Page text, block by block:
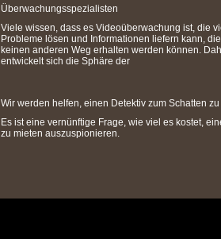
Überwachungsspezialisten
Viele wissen, dass es Videoüberwachung ist, die
Probleme lösen und Informationen liefern kann,
keinen anderen Weg erhalten werden können.
entwickelt sich die Sphäre der
Wir werden helfen, einen Detektiv zum Schatten
Es ist eine vernünftige Frage, wie viel es kostet,
zu mieten auszuspionieren.